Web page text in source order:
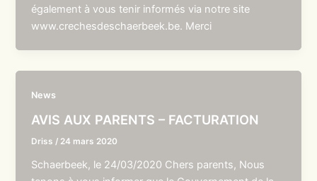
également à vous tenir informés via notre site
www.crechesdeschaerbeek.be. Merci
News
AVIS AUX PARENTS – FACTURATION
Driss / 24 mars 2020
Schaerbeek, le 24/03/2020 Chers parents, Nous